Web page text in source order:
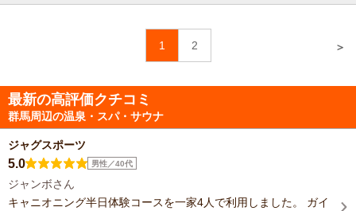
1 2 ＞
最新の高評価クチコミ
群馬周辺の温泉・スパ・サウナ
ジャグスポーツ
5.0 男性／40代
ジャンボさん
キャニオニング半日体験コースを一家4人で利用しました。 ガイ